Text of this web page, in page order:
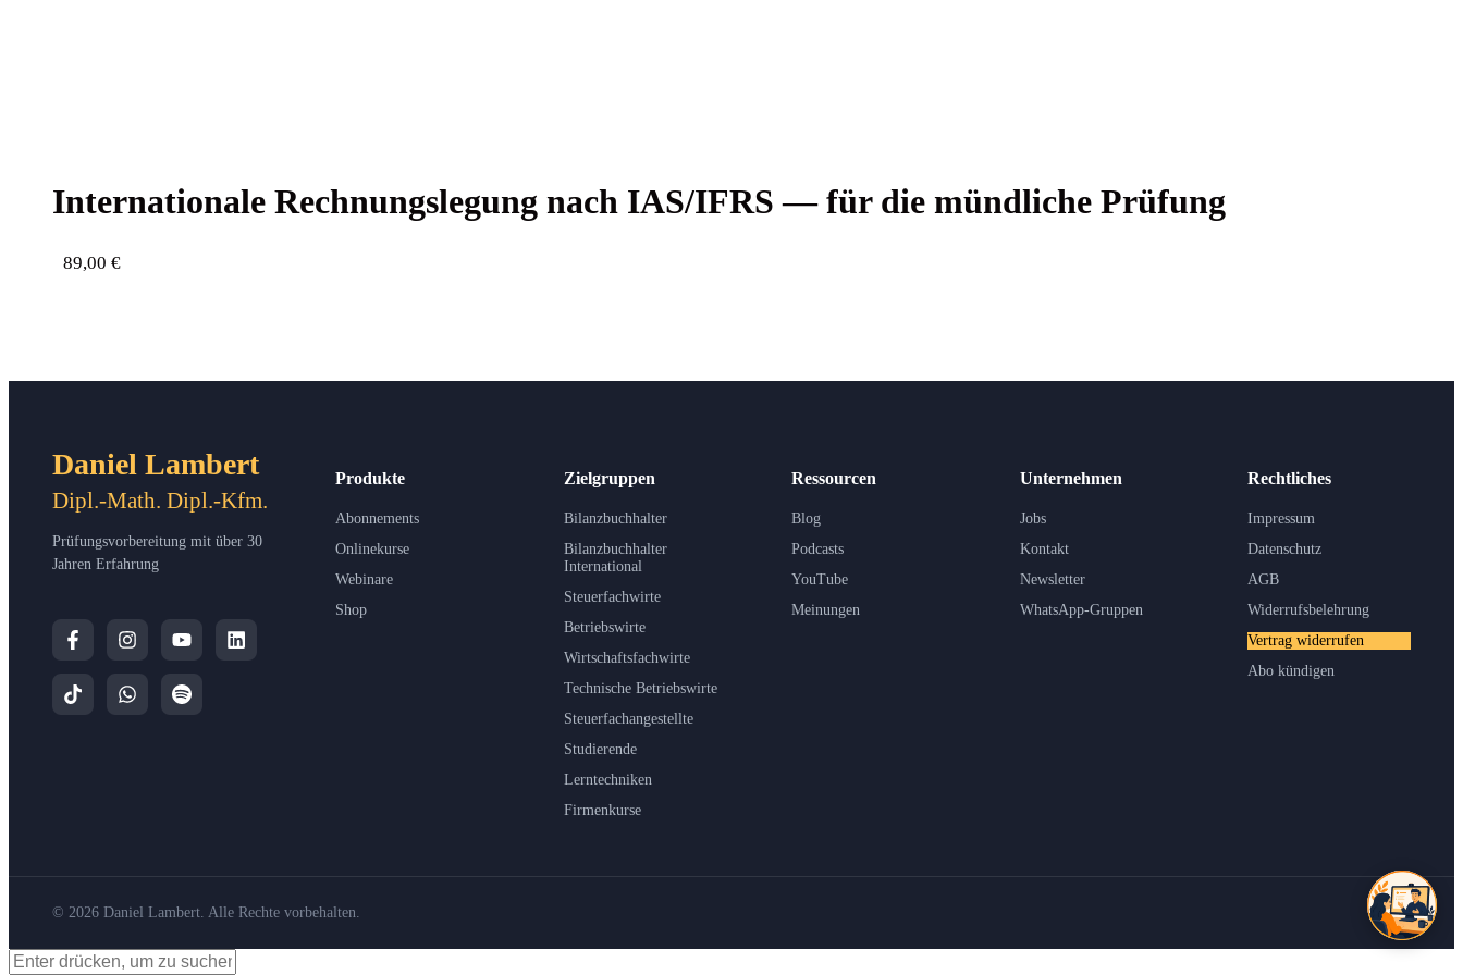
Inter­na­tio­na­le Rech­nungs­le­gung nach IAS/IFRS — für die münd­li­che Prüfung
89,00 €
Daniel Lambert
Dipl.-Math. Dipl.-Kfm.
Prüfungsvorbereitung mit über 30
Jahren Erfahrung
Produkte
Abonnements
Onlinekurse
Webinare
Shop
Zielgruppen
Bilanzbuchhalter
Bilanzbuchhalter
International
Steuerfachwirte
Betriebswirte
Wirtschaftsfachwirte
Technische Betriebswirte
Steuerfachangestellte
Studierende
Lerntechniken
Firmenkurse
Ressourcen
Blog
Podcasts
YouTube
Meinungen
Unternehmen
Jobs
Kontakt
Newsletter
WhatsApp-Gruppen
Rechtliches
Impressum
Datenschutz
AGB
Widerrufsbelehrung
Vertrag widerrufen
Abo kündigen
© 2026 Daniel Lambert. Alle Rechte vorbehalten.